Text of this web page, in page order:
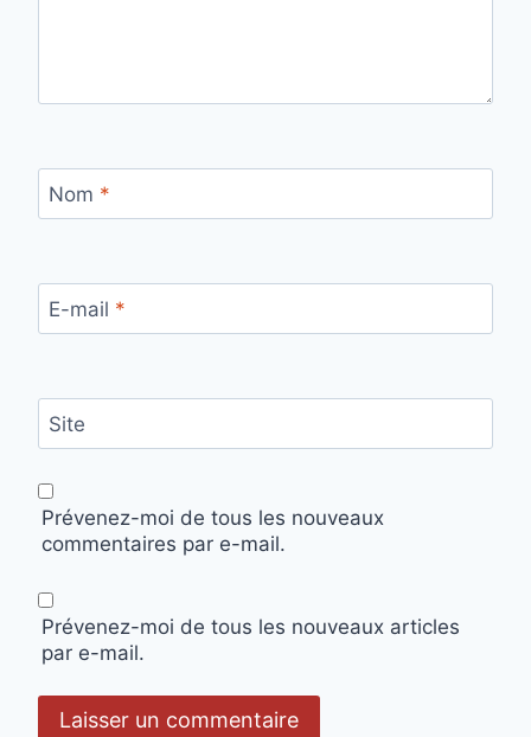
Nom *
E-mail *
Site
Prévenez-moi de tous les nouveaux
commentaires par e-mail.
Prévenez-moi de tous les nouveaux articles
par e-mail.